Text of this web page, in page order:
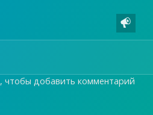

, чтобы добавить комментарий